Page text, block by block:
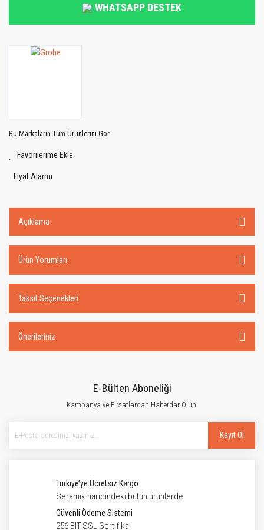
WHATSAPP DESTEK
Bu Markaların Tüm Ürünlerini Gör
Fiyat Alarmı
Açıklama
Ürün Yorumları
Taksit Seçenekleri
Önerileriniz
E-Bülten Aboneliği
Kampanya ve Fırsatlardan Haberdar Olun!
Kayıt Ol
Türkiye’ye Ücretsiz Kargo
Seramik haricindeki bütün ürünlerde
Güvenli Ödeme Sistemi
256 BIT SSL Sertifika